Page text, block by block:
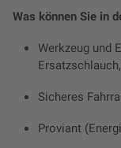
Was können Sie in
Werkzeug und
Sicheres
Proviant